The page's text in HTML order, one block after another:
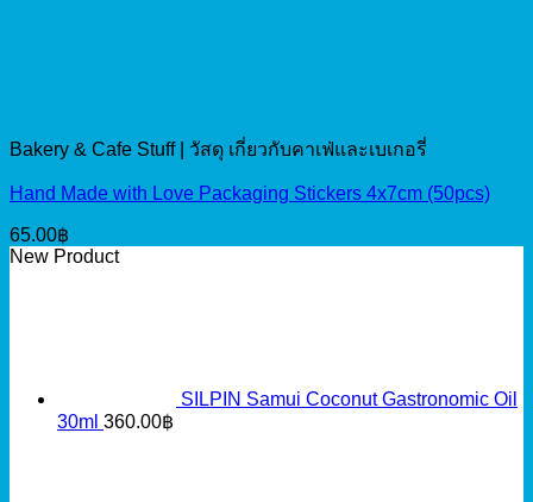
Bakery & Cafe Stuff | วัสดุ เกี่ยวกับคาเฟ่และเบเกอรี่
Hand Made with Love Packaging Stickers 4x7cm (50pcs)
65.00฿
New Product
SILPIN Samui Coconut Gastronomic Oil
30ml 360.00฿